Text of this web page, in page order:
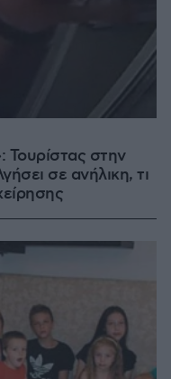
Τουρίστας στην
σε ανήλικη, τι